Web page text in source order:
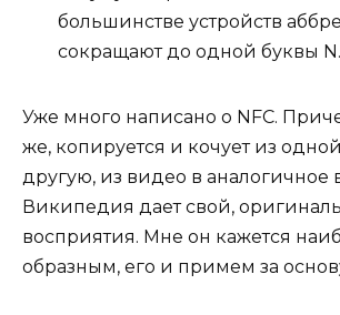
большинстве устройств
сокращают до одной буквы N.
Уже много написано о NFC.
же, копируется и кочует из
другую, из видео в аналогичное
Википедия дает свой,
восприятия. Мне он кажется
образным, его и примем за